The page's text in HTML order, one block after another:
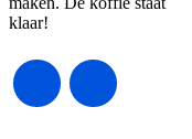
klaar!